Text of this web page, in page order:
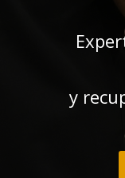
y